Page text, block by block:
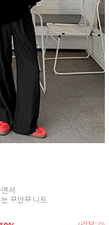
서
꾸안꾸 니트